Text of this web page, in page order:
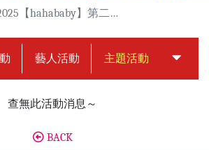
【hahababy】第二屆擁抱點點路跑活動
藝人活動 主題活動 中獎名
查無此活動消息～
BACK